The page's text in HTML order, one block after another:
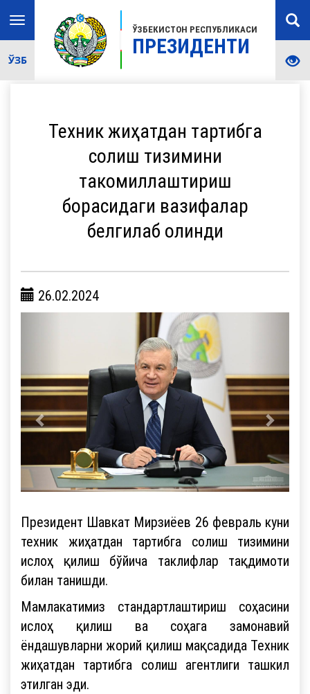
ЎЗБЕКИСТОН РЕСПУБЛИКАСИ
ПРЕЗИДЕНТИ
Toggle
navigation
ЎЗБ
Техник жиҳатдан тартибга
солиш тизимини
такомиллаштириш
борасидаги вазифалар
белгилаб олинди
26.02.2024
Президент Шавкат Мирзиёев 26 февраль куни
техник жиҳатдан тартибга солиш тизимини
ислоҳ қилиш бўйича таклифлар тақдимоти
билан танишди.
Мамлакатимиз стандартлаштириш соҳасини
ислоҳ қилиш ва соҳага замонавий
ёндашувларни жорий қилиш мақсадида Техник
жиҳатдан тартибга солиш агентлиги ташкил
этилган эди.